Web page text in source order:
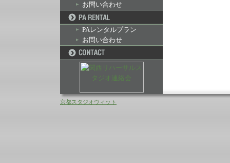
お問い合わせ
PAレンタルプラン
お問い合わせ
京都スタジオウィット